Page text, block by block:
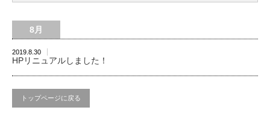
8月
2019.8.30
HPリニュアルしました！
トップページに戻る